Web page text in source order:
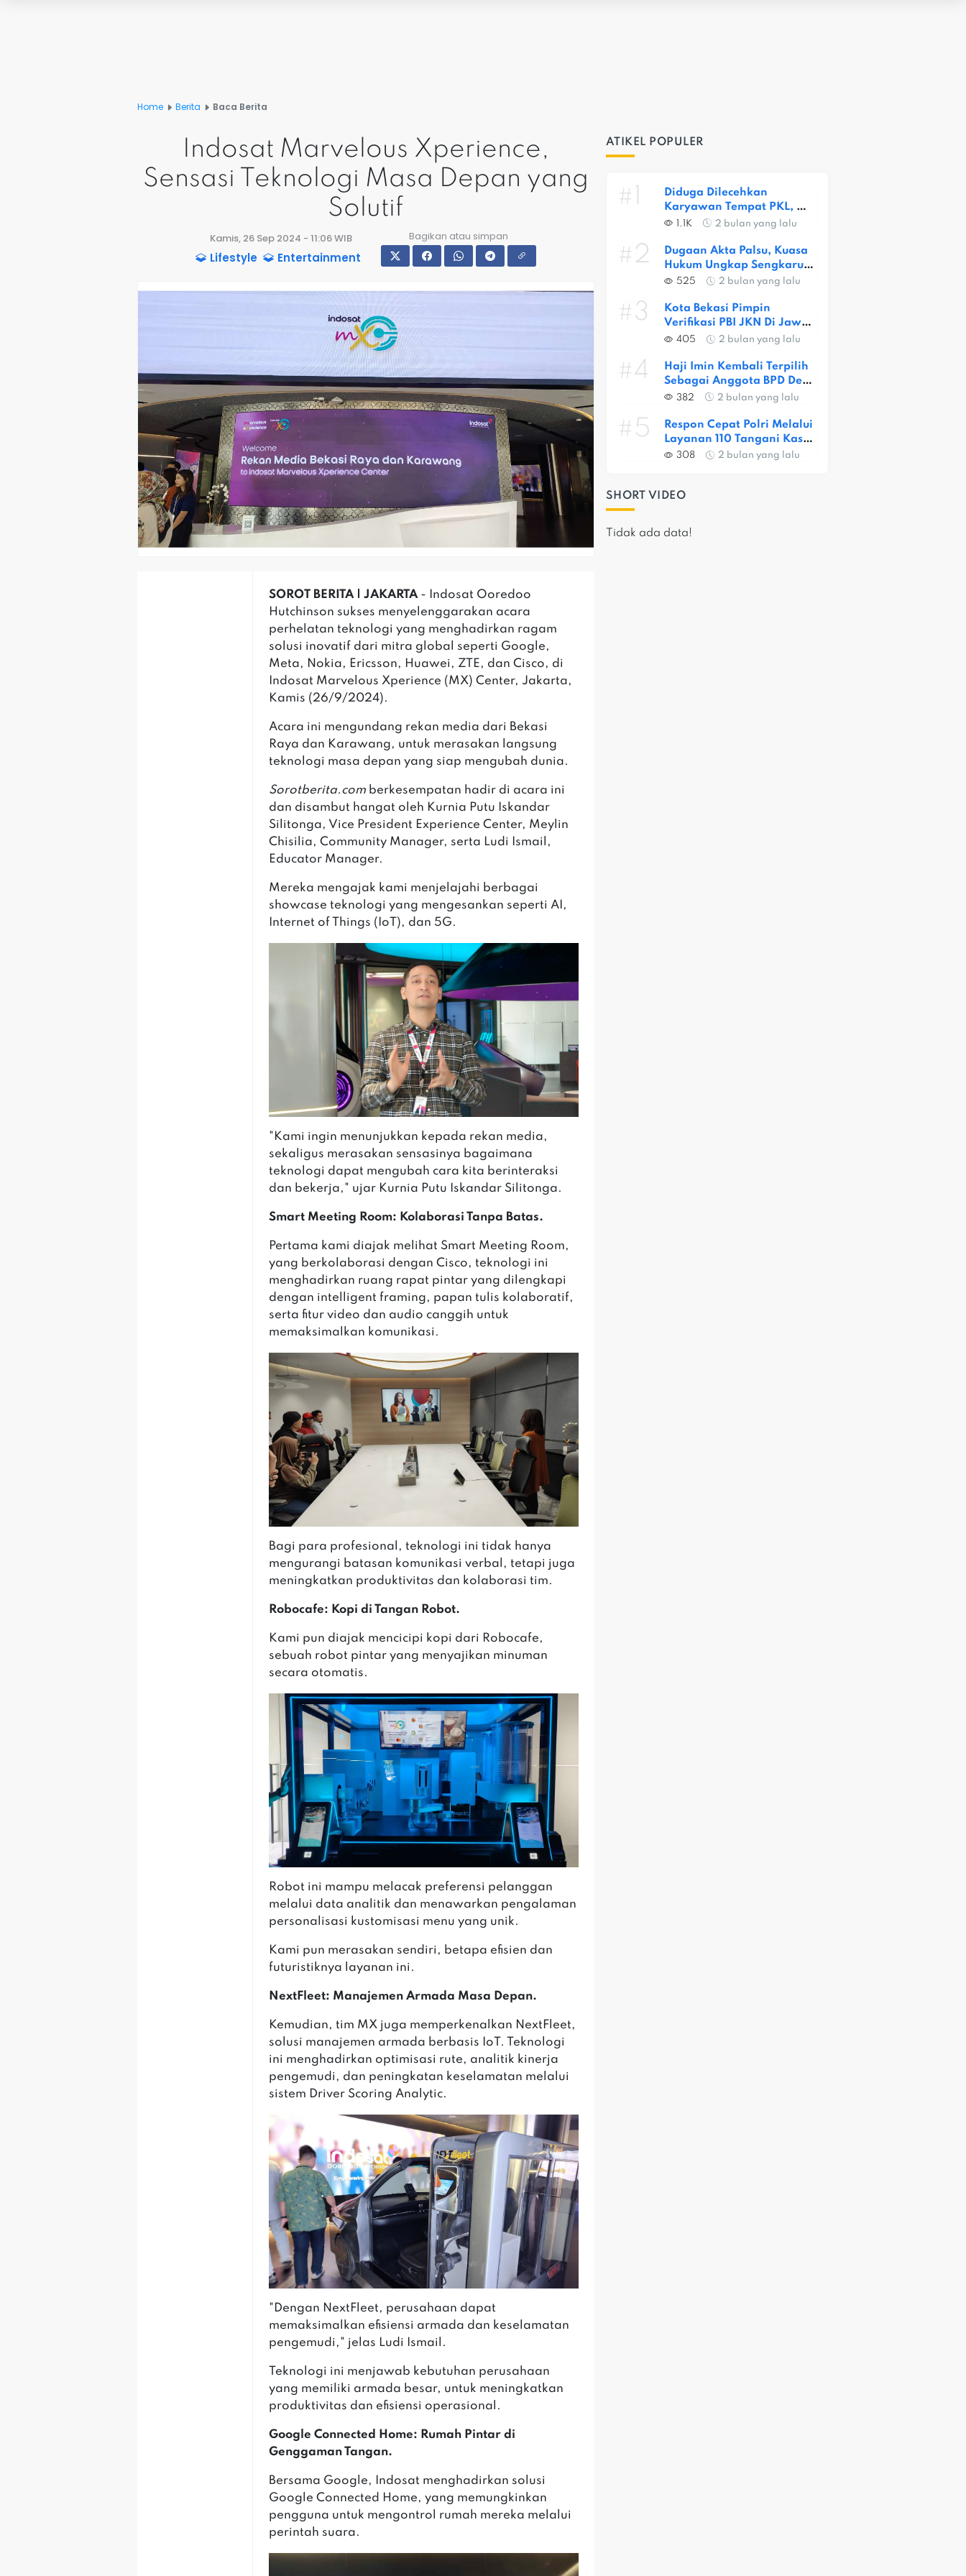
Home Berita Baca Berita
Indosat Marvelous Xperience,
Sensasi Teknologi Masa Depan yang
Solutif
Kamis, 26 Sep 2024 - 11:06 WIB
Lifestyle Entertainment
Bagikan atau simpan
SOROT BERITA | JAKARTA- Indosat Ooredoo
Hutchinson sukses menyelenggarakan acara
perhelatan teknologi yang menghadirkan ragam
solusi inovatif dari mitra global seperti Google,
Meta, Nokia, Ericsson, Huawei, ZTE, dan Cisco, di
Indosat Marvelous Xperience (MX) Center, Jakarta,
Kamis (26/9/2024).
Acara ini mengundang rekan media dari Bekasi
Raya dan Karawang, untuk merasakan langsung
teknologi masa depan yang siap mengubah dunia.
Sorotberita.com berkesempatan hadir di acara ini
dan disambut hangat oleh Kurnia Putu Iskandar
Silitonga, Vice President Experience Center, Meylin
Chisilia, Community Manager, serta Ludi Ismail,
Educator Manager.
Mereka mengajak kami menjelajahi berbagai
showcase teknologi yang mengesankan seperti AI,
Internet of Things (IoT), dan 5G.
"Kami ingin menunjukkan kepada rekan media,
sekaligus merasakan sensasinya bagaimana
teknologi dapat mengubah cara kita berinteraksi
dan bekerja," ujar Kurnia Putu Iskandar Silitonga.
Smart Meeting Room: Kolaborasi Tanpa Batas.
Pertama kami diajak melihat Smart Meeting Room,
yang berkolaborasi dengan Cisco, teknologi ini
menghadirkan ruang rapat pintar yang dilengkapi
dengan intelligent framing, papan tulis kolaboratif,
serta fitur video dan audio canggih untuk
memaksimalkan komunikasi.
Bagi para profesional, teknologi ini tidak hanya
mengurangi batasan komunikasi verbal, tetapi juga
meningkatkan produktivitas dan kolaborasi tim.
Robocafe: Kopi di Tangan Robot.
Kami pun diajak mencicipi kopi dari Robocafe,
sebuah robot pintar yang menyajikan minuman
secara otomatis.
Robot ini mampu melacak preferensi pelanggan
melalui data analitik dan menawarkan pengalaman
personalisasi kustomisasi menu yang unik.
Kami pun merasakan sendiri, betapa efisien dan
futuristiknya layanan ini.
NextFleet: Manajemen Armada Masa Depan.
Kemudian, tim MX juga memperkenalkan NextFleet,
solusi manajemen armada berbasis IoT. Teknologi
ini menghadirkan optimisasi rute, analitik kinerja
pengemudi, dan peningkatan keselamatan melalui
sistem Driver Scoring Analytic.
"Dengan NextFleet, perusahaan dapat
memaksimalkan efisiensi armada dan keselamatan
pengemudi," jelas Ludi Ismail.
Teknologi ini menjawab kebutuhan perusahaan
yang memiliki armada besar, untuk meningkatkan
produktivitas dan efisiensi operasional.
Google Connected Home: Rumah Pintar di
Genggaman Tangan.
Bersama Google, Indosat menghadirkan solusi
Google Connected Home, yang memungkinkan
pengguna untuk mengontrol rumah mereka melalui
perintah suara.
ATIKEL POPULER
#1
Diduga Dilecehkan
Karyawan Tempat PKL,
Siswi SMKN 1 Kota Bekasi
1.1K 2 bulan yang lalu
#2
Dugaan Akta Palsu, Kuasa
Hukum Ungkap Sengkarut
Lahan Ceger
525 2 bulan yang lalu
#3
Kota Bekasi Pimpin
Verifikasi PBI JKN Di Jawa
Barat, Capaian Provinsi
405 2 bulan yang lalu
#4
Haji Imin Kembali Terpilih
Sebagai Anggota BPD Desa
Satria Jaya
382 2 bulan yang lalu
#5
Respon Cepat Polri Melalui
Layanan 110 Tangani Kasus
Dugaan Pembunuhan Di
308 2 bulan yang lalu
SHORT VIDEO
Tidak ada data!